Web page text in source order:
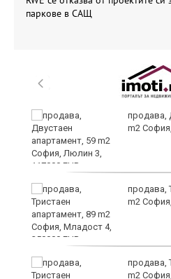
паркове в САЩ
продава,
m2
продава,
m2
продава,
m2